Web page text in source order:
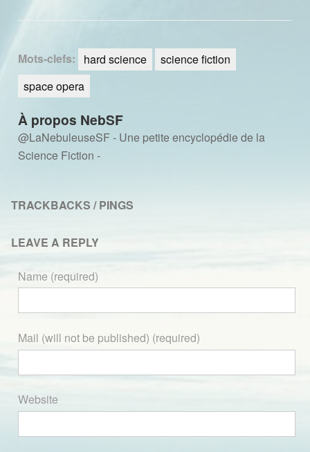
Mots-clefs: hard science
science fiction
space opera
À propos NebSF
@LaNebuleuseSF - Une petite encyclopédie de la
Science Fiction -
TRACKBACKS / PINGS
LEAVE A REPLY
Name (required)
Mail (will not be published) (required)
Website